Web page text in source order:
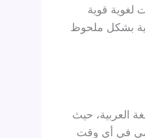
لغوية قوية
بشكل ملحوظ
العربية، حيث
في أي وقت